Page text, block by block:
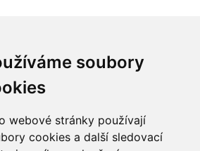
soubory
webové stránky používají
cookies a další sledovací